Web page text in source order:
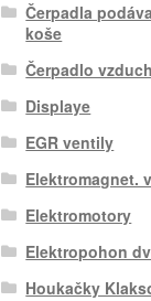
Čerpadla
koše
Čerpadlo
Displaye
EGR ventily
Elektromagnet.
Elektromotory
Elektropohon
Houkačky